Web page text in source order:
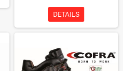
DETAILS